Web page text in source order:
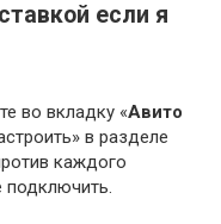
если я
во вкладку «Авито
в разделе
каждого
подключить.